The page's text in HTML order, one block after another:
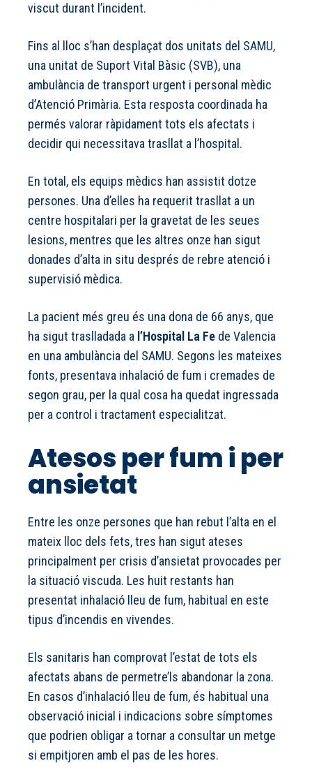
viscut durant l’incident.
Fins al lloc s’han desplaçat dos unitats del SAMU,
una unitat de Suport Vital Bàsic (SVB), una
ambulància de transport urgent i personal mèdic
d’Atenció Primària. Esta resposta coordinada ha
permés valorar ràpidament tots els afectats i
decidir qui necessitava trasllat a l’hospital.
En total, els equips mèdics han assistit dotze
persones. Una d’elles ha requerit trasllat a un
centre hospitalari per la gravetat de les seues
lesions, mentres que les altres onze han sigut
donades d’alta in situ després de rebre atenció i
supervisió mèdica.
La pacient més greu és una dona de 66 anys, que
ha sigut traslladada a l’Hospital La Fe de Valencia
en una ambulància del SAMU. Segons les mateixes
fonts, presentava inhalació de fum i cremades de
segon grau, per la qual cosa ha quedat ingressada
per a control i tractament especialitzat.
Atesos per fum i per
ansietat
Entre les onze persones que han rebut l’alta en el
mateix lloc dels fets, tres han sigut ateses
principalment per crisis d’ansietat provocades per
la situació viscuda. Les huit restants han
presentat inhalació lleu de fum, habitual en este
tipus d’incendis en vivendes.
Els sanitaris han comprovat l’estat de tots els
afectats abans de permetre’ls abandonar la zona.
En casos d’inhalació lleu de fum, és habitual una
observació inicial i indicacions sobre símptomes
que podrien obligar a tornar a consultar un metge
si empitjoren amb el pas de les hores.